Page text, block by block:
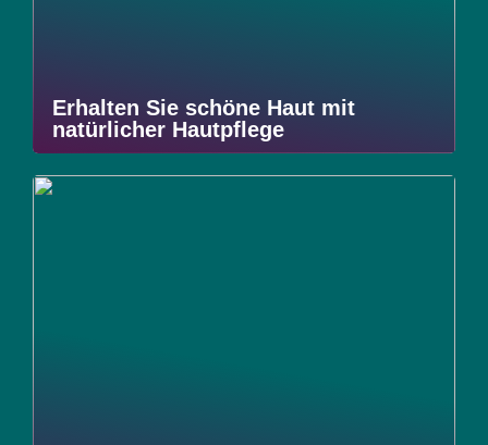
Erhalten Sie schöne Haut mit
natürlicher Hautpflege